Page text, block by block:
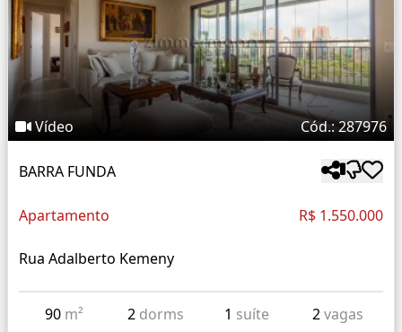
Vídeo Cód.: 287976
BARRA FUNDA
Apartamento R$ 1.550.000
Rua Adalberto Kemeny
90 m² 2 dorms 1 suíte 2vagas